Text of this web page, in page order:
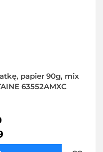
papier 90g, mix
63552AMXC